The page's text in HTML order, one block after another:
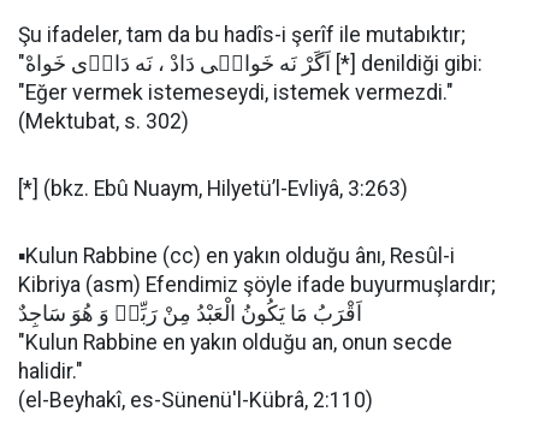
Şu ifadeler, tam da bu hadîs-i şerîf ile mutabıktır;
"اَگَرْ نَه خَواهٖى دَادْ ، نَه دَادٖى خَواهْ [*] denildiği gibi:
"Eğer vermek istemeseydi, istemek vermezdi."
(Mektubat, s. 302)
[*] (bkz. Ebû Nuaym, Hilyetü’l-Evliyâ, 3:263)
▪️Kulun Rabbine (cc) en yakın olduğu ânı, Resûl-i
Kibriya (asm) Efendimiz şöyle ifade buyurmuşlardır;
اَقْرَبُ مَا يَكُونُ الْعَبْدُ مِنْ رَبِّهٖ وَ هُوَ سَاجِدٌ
"Kulun Rabbine en yakın olduğu an, onun secde
halidir."
(el-Beyhakî, es-Sünenü'l-Kübrâ, 2:110)